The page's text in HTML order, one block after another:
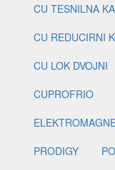
CU TESNILNA
CU REDUCIRNI
CU LOK DVOJNI
CUPROFRIO
PRODIGY